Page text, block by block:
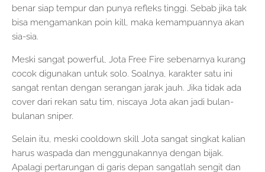
benar siap tempur dan punya refleks tinggi. Sebab jika tak
bisa mengamankan poin kill, maka kemampuannya akan
sia-sia.
Meski sangat powerful, Jota Free Fire sebenarnya kurang
cocok digunakan untuk solo. Soalnya, karakter satu ini
sangat rentan dengan serangan jarak jauh. Jika tidak ada
cover dari rekan satu tim, niscaya Jota akan jadi bulan-
bulanan sniper.
Selain itu, meski cooldown skill Jota sangat singkat kalian
harus waspada dan menggunakannya dengan bijak.
Apalagi pertarungan di garis depan sangatlah sengit dan